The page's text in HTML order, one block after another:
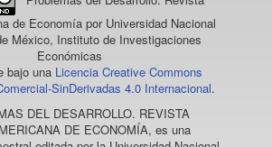
de Economía por Universidad Nacional
México, Instituto de Investigaciones
Económicas
bajo una Licencia Creative Commons
SinDerivadas 4.0 Internacional.
DEL DESARROLLO. REVISTA
DE ECONOMÍA, es una